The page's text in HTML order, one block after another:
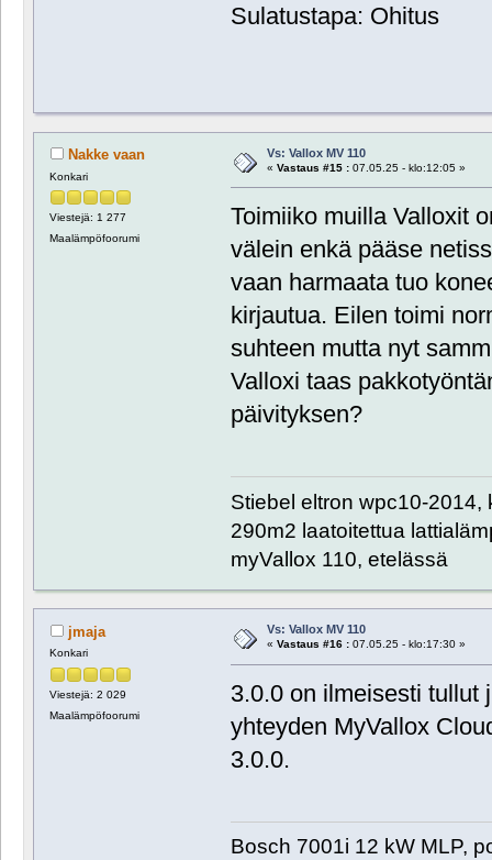
Sulatustapa: Ohitus
Nakke vaan
Konkari
Viestejä: 1 277
Maalämpöfoorumi
Vs: Vallox MV 110
« Vastaus #15 :07.05.25 - klo:12:05 »
Toimiiko muilla Valloxit
välein enkä pääse
vaan harmaata tuo
kirjautua. Eilen toimi
suhteen mutta nyt
Valloxi taas
päivityksen?
Stiebel eltron wpc10-
290m2 laatoitettua
myVallox 110, etelässä
jmaja
Konkari
Viestejä: 2 029
Maalämpöfoorumi
Vs: Vallox MV 110
« Vastaus #16 :07.05.25 - klo:17:30 »
3.0.0 on ilmeisesti tullut
yhteyden MyVallox
3.0.0.
Bosch 7001i 12 kW MLP,